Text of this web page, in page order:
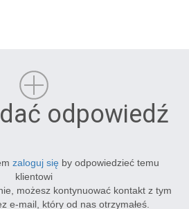
odpowiedź
zaloguj się by odpowiedzieć temu
klientowi
możesz kontynuować kontakt z tym
e-mail, który od nas otrzymałeś.